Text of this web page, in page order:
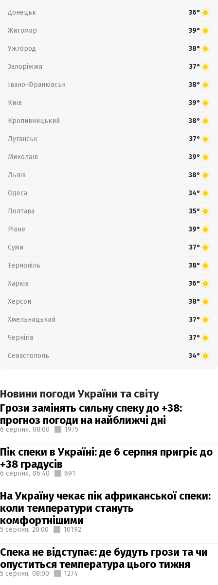
Донецьк 36°
Житомир 39°
Ужгород 38°
Запоріжжя 37°
Івано-Франківськ 38°
Київ 39°
Кропивницький 38°
Луганськ 37°
Миколаїв 39°
Львів 38°
Одеса 34°
Полтава 35°
Рівне 39°
Суми 37°
Тернопіль 38°
Харків 36°
Херсон 38°
Хмельницький 37°
Чернігів 37°
Севастополь 34°
Новини погоди України та світу
Грози замінять сильну спеку до +38:
прогноз погоди на найближчі дні
6 серпня, 08:00 1975
Пік спеки в Україні: де 6 серпня пригріє до
+38 градусів
6 серпня, 06:40 691
На Україну чекає пік африканської спеки:
коли температури стануть
комфортнішими
5 серпня, 20:00 10192
Спека не відступає: де будуть грози та чи
опуститься температура цього тижня
5 серпня, 08:00 1274